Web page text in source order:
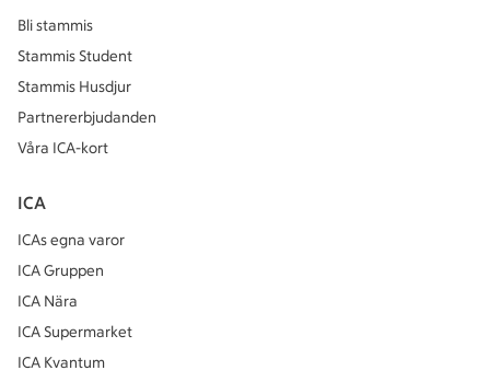
Bli stammis
Stammis Student
Stammis Husdjur
Partnererbjudanden
Våra ICA-kort
ICA
ICAs egna varor
ICA Gruppen
ICA Nära
ICA Supermarket
ICA Kvantum